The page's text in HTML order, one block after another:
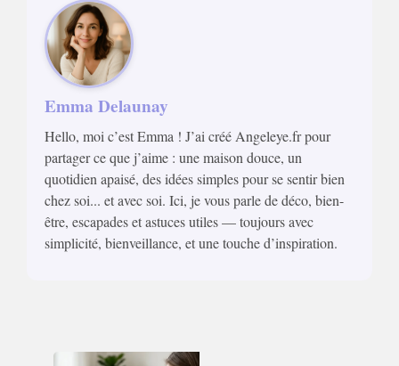
Emma Delaunay
Hello, moi c’est Emma ! J’ai créé Angeleye.fr pour
partager ce que j’aime : une maison douce, un
quotidien apaisé, des idées simples pour se sentir bien
chez soi... et avec soi. Ici, je vous parle de déco, bien-
être, escapades et astuces utiles — toujours avec
simplicité, bienveillance, et une touche d’inspiration.